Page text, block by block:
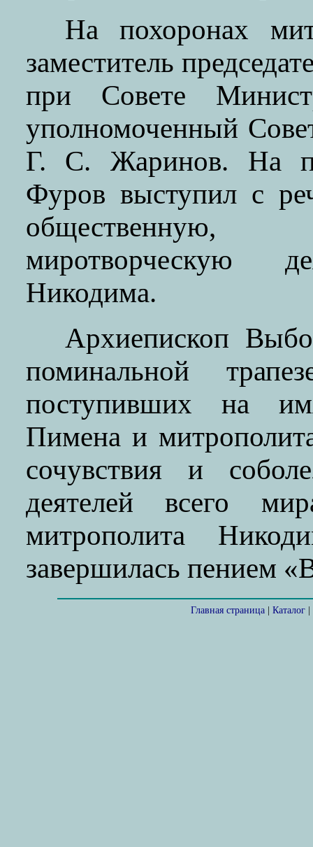
На похоронах
заместитель
при Совете
уполномоченный
Г. С. Жаринов. На
Фуров выступил с
миротворческую
Никодима.
Архиепископ
поминальной
поступивших на
Пимена и
сочувствия и
деятелей всего
митрополита
завершилась пением
Главная страница Каталог